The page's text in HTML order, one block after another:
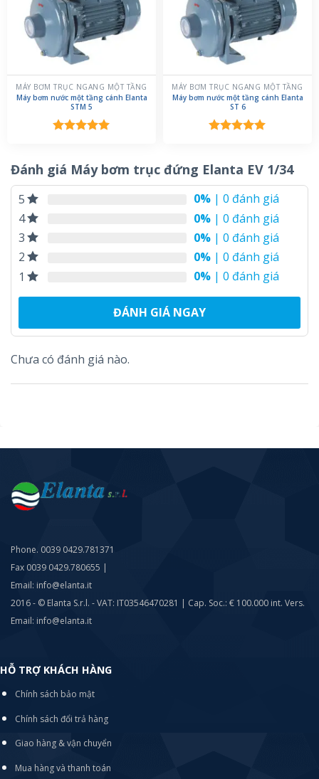
MÁY BƠM TRỤC NGANG MỘT TẦNG
Máy bơm nước một tầng cánh Elanta
STM 5
5 sao
MÁY BƠM TRỤC NGANG MỘT TẦNG
Máy bơm nước một tầng cánh Elanta
ST 6
5 sao
Đánh giá Máy bơm trục đứng Elanta EV 1/34
5 0% | 0 đánh giá
4
0% | 0 đánh giá
3
0% | 0 đánh giá
2
0% | 0 đánh giá
1
0% | 0 đánh giá
ĐÁNH GIÁ NGAY
Chưa có đánh giá nào.
Phone. 0039 0429.781371
Fax 0039 0429.780655 |
Email: info@elanta.it
2016 - © Elanta S.r.l. - VAT: IT03546470281 | Cap. Soc.: € 100.000 int. Vers.
Email: info@elanta.it
HỖ TRỢ KHÁCH HÀNG
Chính sách bảo mật
Chính sách đổi trả hàng
Giao hàng & vận chuyển
Mua hàng và thanh toán